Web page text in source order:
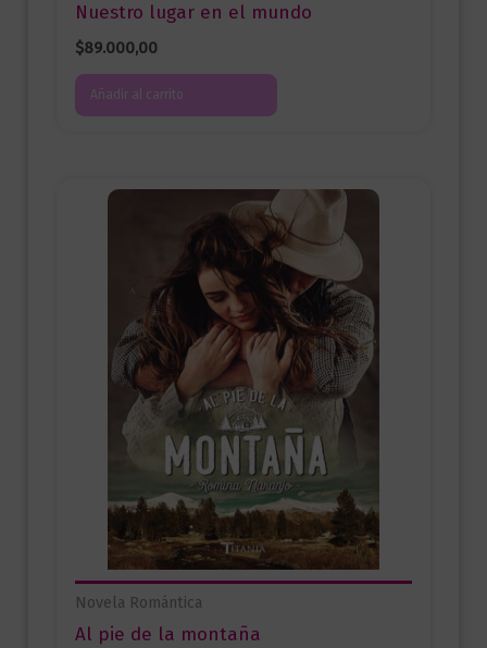
Nuestro lugar en el mundo
$89.000,00
Añadir al carrito
Novela Romántica
Al pie de la montaña